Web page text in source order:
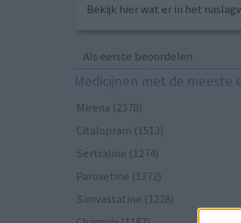
Bekijk hier wat er in het
Als eerste beoordelen
Medicijnen met de meeste
Mirena (2378)
Citalopram (1513)
Sertraline (1274)
Paroxetine (1272)
Simvastatine (1228)